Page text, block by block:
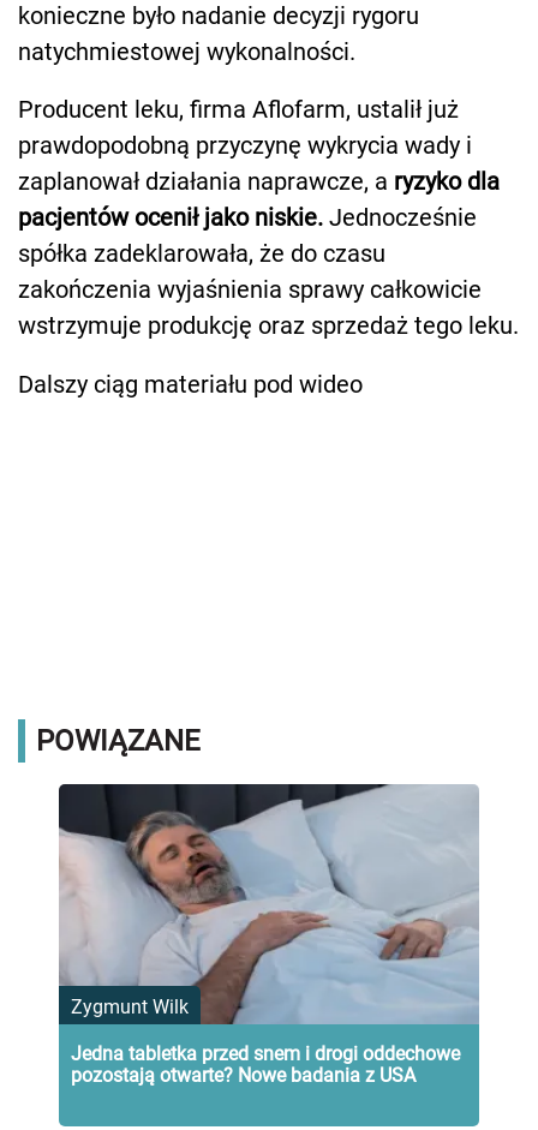
konieczne było nadanie decyzji rygoru
natychmiestowej wykonalności.
Producent leku, firma Aflofarm, ustalił już
prawdopodobną przyczynę wykrycia wady i
zaplanował działania naprawcze, a ryzyko dla
pacjentów ocenił jako niskie. Jednocześnie
spółka zadeklarowała, że do czasu
zakończenia wyjaśnienia sprawy całkowicie
wstrzymuje produkcję oraz sprzedaż tego leku.
Dalszy ciąg materiału pod wideo
POWIĄZANE
Zygmunt Wilk
Jedna tabletka przed snem i drogi oddechowe
pozostają otwarte? Nowe badania z USA